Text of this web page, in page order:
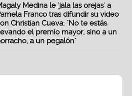
Medina le 'jala las orejas' a
Franco tras difundir su video
Christian Cueva: "No te estás
el premio mayor, sino a un
a un pegalón"